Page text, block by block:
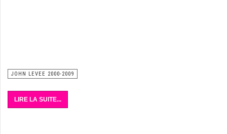
JOHN LEVEE 2000-2009
LIRE LA SUITE...